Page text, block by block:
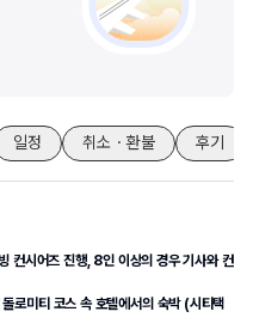
일정 취소・환불 후기
컨시어즈 진행, 8인 이상의 경우 기사와 컨
로미티 코스 속 호텔에서의 숙박 (시티택